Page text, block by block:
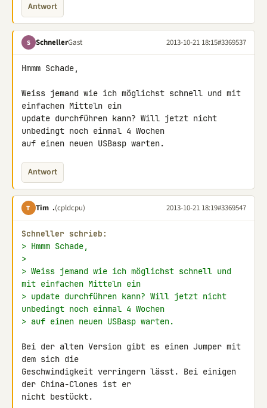
Antwort
S SchnellerGast 2013-10-21 18:15#3369537
Hmmm Schade,
Weiss jemand wie ich möglichst schnell und mit
einfachen Mitteln ein
update durchführen kann? Will jetzt nicht
unbedingt noch einmal 4 Wochen
auf einen neuen USBasp warten.
Antwort
T Tim .(cpldcpu) 2013-10-21 18:19#3369547
Schneller schrieb:
> Hmmm Schade,
>
> Weiss jemand wie ich möglichst schnell und
mit einfachen Mitteln ein
> update durchführen kann? Will jetzt nicht
unbedingt noch einmal 4 Wochen
> auf einen neuen USBasp warten.
Bei der alten Version gibt es einen Jumper mit
dem sich die
Geschwindigkeit verringern lässt. Bei einigen
der China-Clones ist er
nicht bestückt.